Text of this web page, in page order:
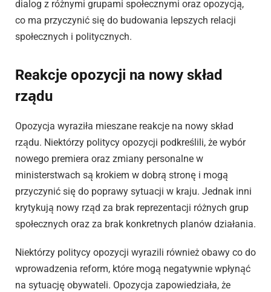
dialog z różnymi grupami społecznymi oraz opozycją,
co ma przyczynić się do budowania lepszych relacji
społecznych i politycznych.
Reakcje opozycji na nowy skład
rządu
Opozycja wyraziła mieszane reakcje na nowy skład
rządu. Niektórzy politycy opozycji podkreślili, że wybór
nowego premiera oraz zmiany personalne w
ministerstwach są krokiem w dobrą stronę i mogą
przyczynić się do poprawy sytuacji w kraju. Jednak inni
krytykują nowy rząd za brak reprezentacji różnych grup
społecznych oraz za brak konkretnych planów działania.
Niektórzy politycy opozycji wyrazili również obawy co do
wprowadzenia reform, które mogą negatywnie wpłynąć
na sytuację obywateli. Opozycja zapowiedziała, że